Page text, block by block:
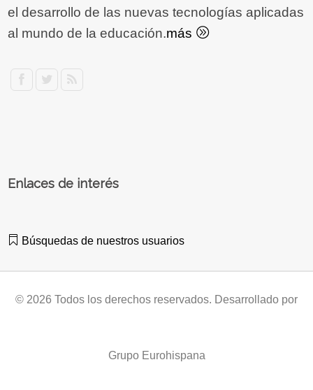
el desarrollo de las nuevas tecnologías aplicadas
al mundo de la educación.más
Enlaces de interés
Búsquedas de nuestros usuarios
© 2026 Todos los derechos reservados. Desarrollado por
Grupo Eurohispana